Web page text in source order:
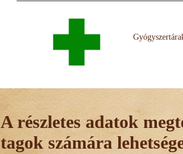
A részletes adatok
tagok számára